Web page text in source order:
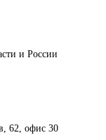
и России
62, офис 30